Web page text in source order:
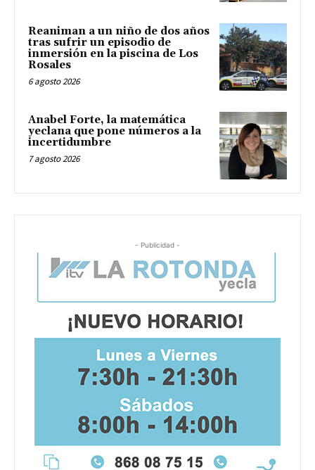
Reaniman a un niño de dos años
tras sufrir un episodio de
inmersión en la piscina de Los
Rosales
6 agosto 2026
Anabel Forte, la matemática
yeclana que pone números a la
incertidumbre
7 agosto 2026
- Publicidad -